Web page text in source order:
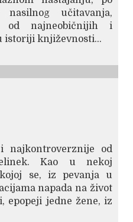
učitavanja,
od najneobičnijih i
istoriji književnosti...
najkontroverznije od
Kao u nekoj
se, iz pevanja u
napada na život
epopeji jedne žene, iz